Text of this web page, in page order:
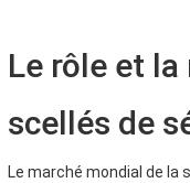
Le rôle et
scellés de
Le marché mondial de